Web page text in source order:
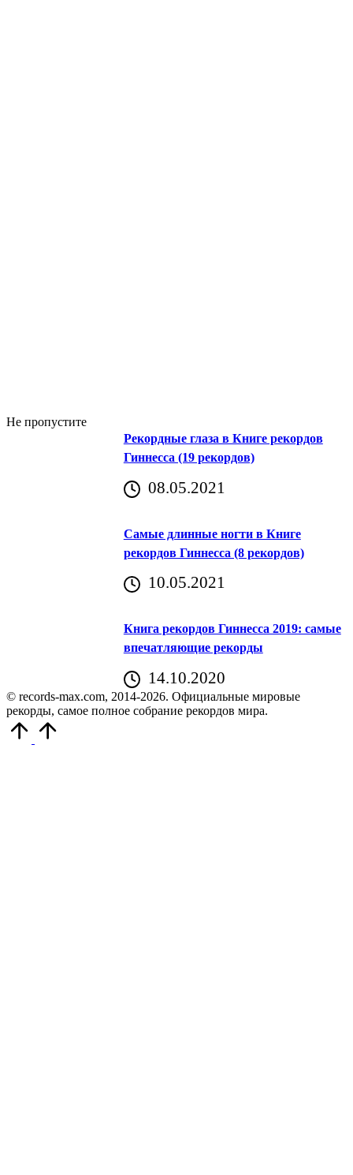
Не пропустите
Рекордные глаза в Книге рекордов
Гиннесса (19 рекордов)
08.05.2021
Самые длинные ногти в Книге
рекордов Гиннесса (8 рекордов)
10.05.2021
Книга рекордов Гиннесса 2019: самые
впечатляющие рекорды
14.10.2020
© records-max.com, 2014-2026. Официальные мировые
рекорды, самое полное собрание рекордов мира.